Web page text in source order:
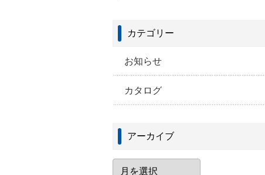
カテゴリー
お知らせ
カタログ
アーカイブ